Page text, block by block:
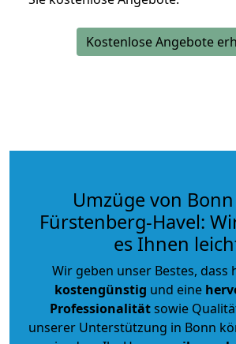
Kostenlose Angebote
Umzüge von
Fürstenberg-Havel:
es Ihnen
Wir geben unser Bestes, dass
kostengünstig und eine
Professionalitätsowie
unserer Unterstützung in Bonn